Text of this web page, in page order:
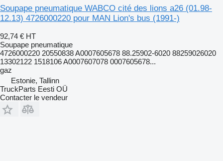
Soupape pneumatique WABCO cité des lions a26 (01.98-
12.13) 4726000220 pour MAN Lion's bus (1991-)
92,74 € HT
Soupape pneumatique
4726000220 20550838 A0007605678 88.25902-6020 88259026020
13302122 1518106 A0007607078 0007605678...
gaz
Estonie, Tallinn
TruckParts Eesti OÜ
Contacter le vendeur